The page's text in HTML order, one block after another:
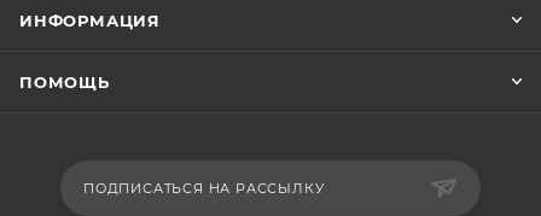
ИНФОРМАЦИЯ
ПОМОЩЬ
ПОДПИСАТЬСЯ НА РАССЫЛКУ